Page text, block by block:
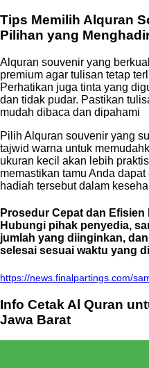
Tips Memilih Alquran
Pilihan yang
Alquran souvenir yang
premium agar tulisan tetap
Perhatikan juga tinta yang
dan tidak pudar. Pastikan
mudah dibaca dan dipahami
Pilih Alquran souvenir yang
tajwid warna untuk
ukuran kecil akan lebih
memastikan tamu Anda
hadiah tersebut dalam
Prosedur Cepat dan Efisien
Hubungi pihak penyedia,
jumlah yang diinginkan,
selesai sesuai waktu yang
https://news.finalpartings.com/
Info Cetak Al Quran
Jawa Barat